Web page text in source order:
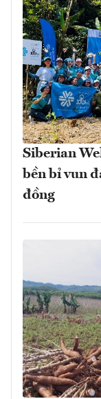
Siberian
bền bỉ vun
đồng